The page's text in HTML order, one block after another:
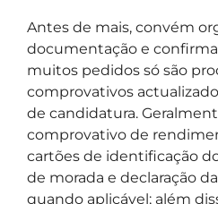
Antes de mais, convém
documentação e
muitos pedidos só são
comprovativos
de candidatura.
comprovativo de
cartões de identificação
de morada e declaração
quando aplicável; além